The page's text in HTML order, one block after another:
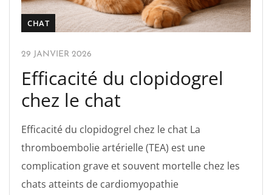
CHAT
29 JANVIER 2026
Efficacité du clopidogrel
chez le chat
Efficacité du clopidogrel chez le chat La
thromboembolie artérielle (TEA) est une
complication grave et souvent mortelle chez les
chats atteints de cardiomyopathie